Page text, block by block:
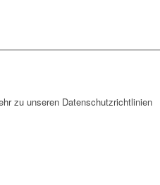
zu unseren Datenschutzrichtlinien